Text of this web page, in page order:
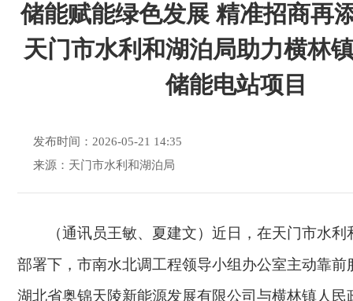
储能赋能绿色发展 精准招商
天门市水利和湖泊局助力横林
储能电站项目
发布时间：2026-05-21 14:35
来源：天门市水利和湖泊局
（通讯员王敏、夏建文）近日，在天门市水
部署下，市南水北调工程领导小组办公室主动靠前
湖北省奥锦天陵新能源发展有限公司与横林镇人民